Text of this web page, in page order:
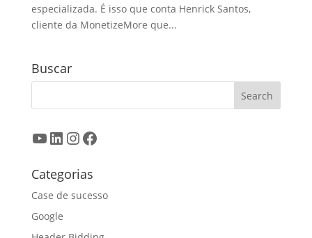
especializada. É isso que conta Henrick Santos,
cliente da MonetizeMore que...
Buscar
YouTube LinkedIn InstagramFacebook
Categorias
Case de sucesso
Google